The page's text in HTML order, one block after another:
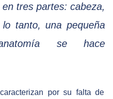
tres partes: cabeza,
tanto, una pequeña
se hace
por su falta de